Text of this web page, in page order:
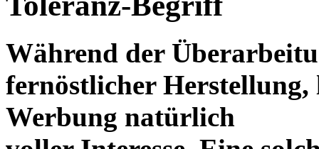
Während der
fernöstlicher Herstellung,
Werbung natürlich